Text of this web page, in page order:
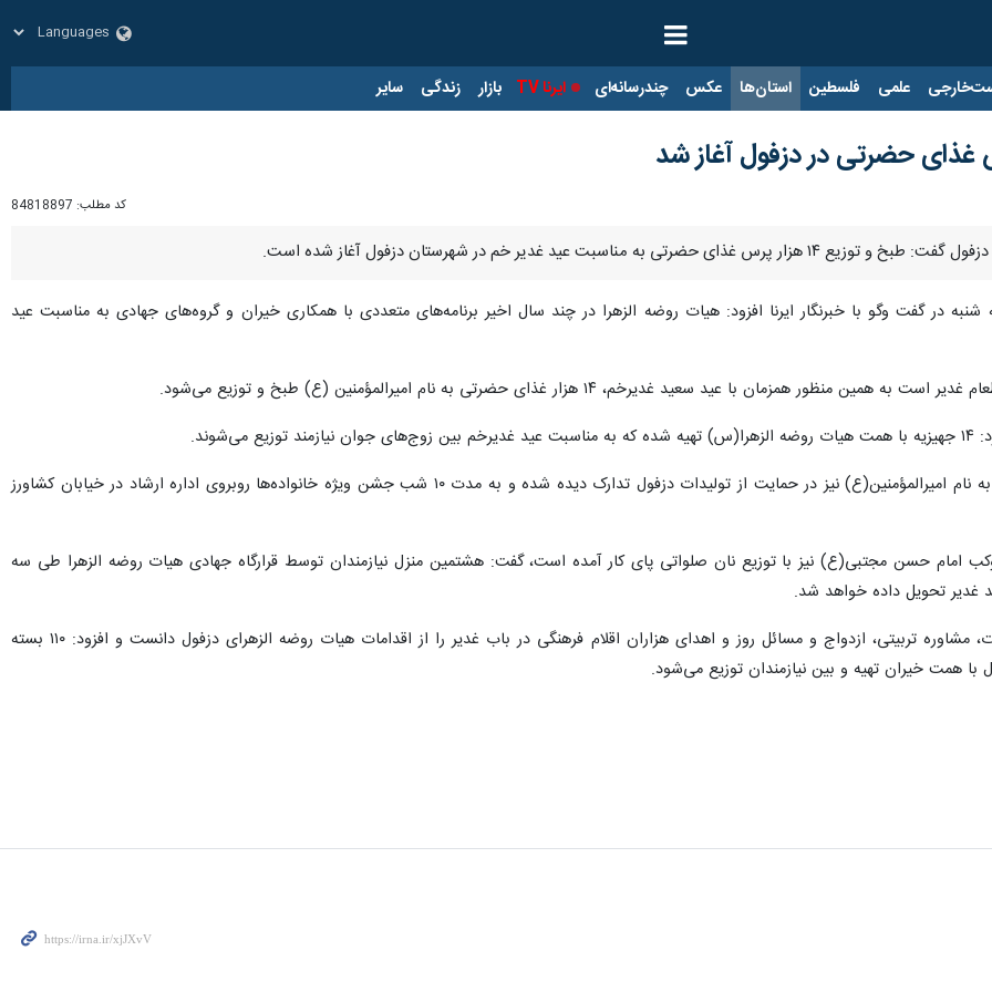
علمی فلسطین استان‌ها عکس چندرسانه‌ای ایرنا TV بازار زندگی سایر
کد مطلب: 84818897